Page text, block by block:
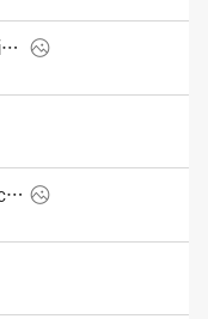
메르세데스-AMG CLA45 AMG 4Matic (2027)
메르세데스-벤츠 CLA45 AMG 4Matic (2027)